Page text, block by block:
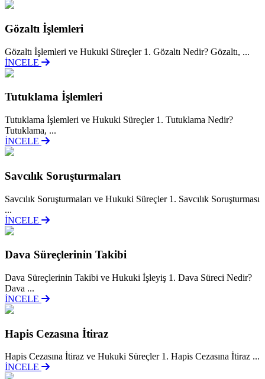
Gözaltı İşlemleri
Gözaltı İşlemleri ve Hukuki Süreçler 1. Gözaltı Nedir? Gözaltı, ...
İNCELE
Tutuklama İşlemleri
Tutuklama İşlemleri ve Hukuki Süreçler 1. Tutuklama Nedir?
Tutuklama, ...
İNCELE
Savcılık Soruşturmaları
Savcılık Soruşturmaları ve Hukuki Süreçler 1. Savcılık Soruşturması
...
İNCELE
Dava Süreçlerinin Takibi
Dava Süreçlerinin Takibi ve Hukuki İşleyiş 1. Dava Süreci Nedir?
Dava ...
İNCELE
Hapis Cezasına İtiraz
Hapis Cezasına İtiraz ve Hukuki Süreçler 1. Hapis Cezasına İtiraz ...
İNCELE